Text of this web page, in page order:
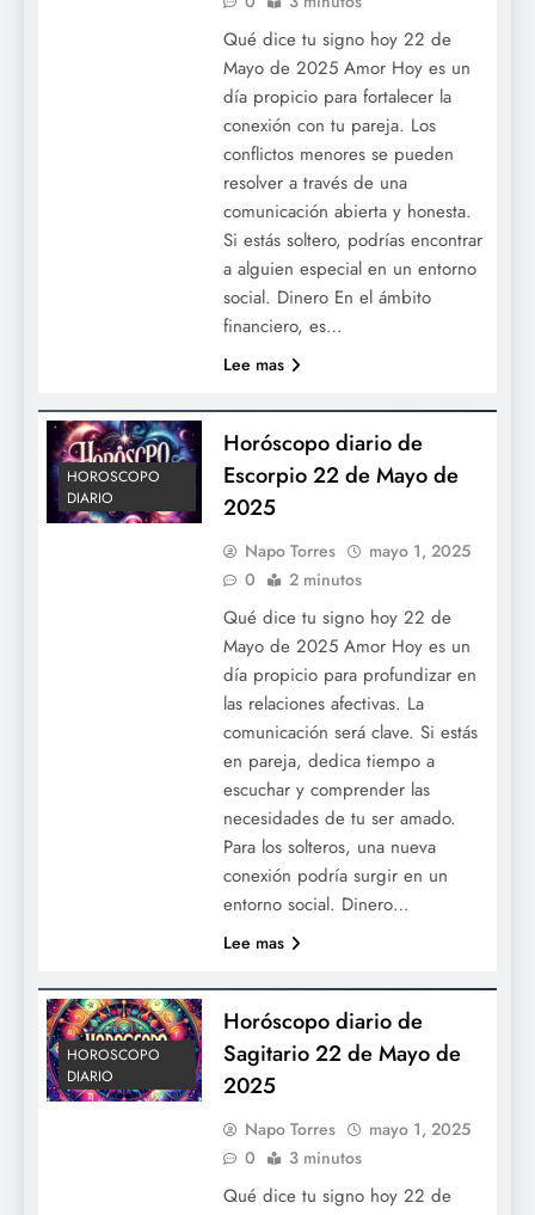
Qué dice tu signo hoy 22 de
Mayo de 2025 Amor Hoy es un
día propicio para fortalecer la
conexión con tu pareja. Los
conflictos menores se pueden
resolver a través de una
comunicación abierta y honesta.
Si estás soltero, podrías encontrar
a alguien especial en un entorno
social. Dinero En el ámbito
financiero, es…
Lee mas
HOROSCOPO
DIARIO
Horóscopo diario de
Escorpio 22 de Mayo de
2025
Napo Torres
mayo 1, 2025
0
2 minutos
Qué dice tu signo hoy 22 de
Mayo de 2025 Amor Hoy es un
día propicio para profundizar en
las relaciones afectivas. La
comunicación será clave. Si estás
en pareja, dedica tiempo a
escuchar y comprender las
necesidades de tu ser amado.
Para los solteros, una nueva
conexión podría surgir en un
entorno social. Dinero…
Lee mas
HOROSCOPO
DIARIO
Horóscopo diario de
Sagitario 22 de Mayo de
2025
Napo Torres
mayo 1, 2025
0
3 minutos
Qué dice tu signo hoy 22 de